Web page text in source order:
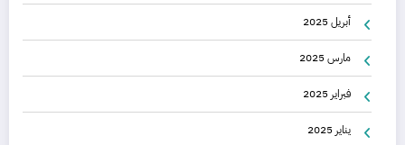
أبريل 2025
مارس 2025
فبراير 2025
يناير 2025